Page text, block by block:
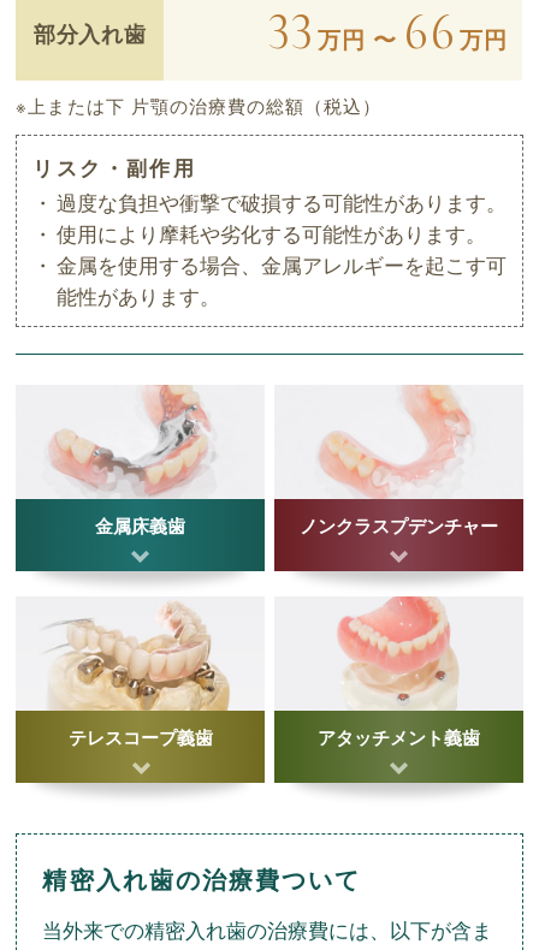
部分入れ歯 33 万円 〜 66 万円
※上または下 片顎の治療費の総額（税込）
リスク・副作用
過度な負担や衝撃で破損する可能性があります。
使用により摩耗や劣化する可能性があります。
金属を使用する場合、金属アレルギーを起こす可
能性があります。
金属床義歯 ノンクラスプデンチャー
テレスコープ義歯 アタッチメント義歯
精密入れ歯の治療費ついて
当外来での精密入れ歯の治療費には、以下が含ま